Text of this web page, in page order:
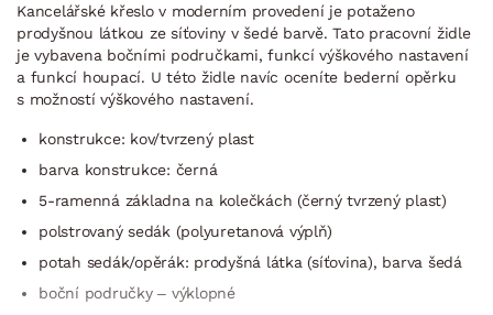
Kancelářské křeslo v moderním provedení je potaženo
prodyšnou látkou ze síťoviny v šedé barvě. Tato pracovní židle
je vybavena bočními područkami, funkcí výškového nastavení
a funkcí houpací. U této židle navíc oceníte bederní opěrku
s možností výškového nastavení.
konstrukce: kov/tvrzený plast
barva konstrukce: černá
5-ramenná základna na kolečkách (černý tvrzený plast)
polstrovaný sedák (polyuretanová výplň)
potah sedák/opěrák: prodyšná látka (síťovina), barva šedá
boční područky – výklopné